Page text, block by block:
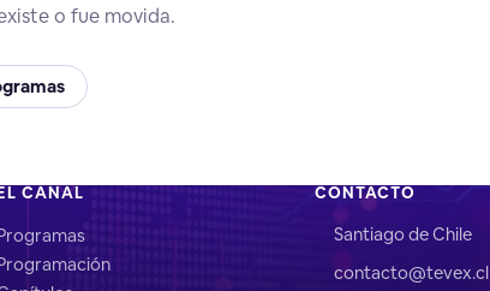
o fue movida.
CANAL CONTACTO
Santiago de Chile
contacto@tevex.cl